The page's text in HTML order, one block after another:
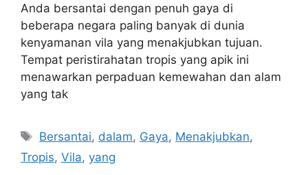
Anda bersantai dengan penuh gaya di
beberapa negara paling banyak di dunia
kenyamanan vila yang menakjubkan tujuan.
Tempat peristirahatan tropis yang apik ini
menawarkan perpaduan kemewahan dan alam
yang tak
Tags
Bersantai, dalam, Gaya, Menakjubkan,
Tropis, Vila, yang